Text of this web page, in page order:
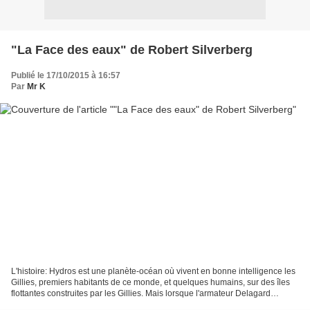
"La Face des eaux" de Robert Silverberg
Publié le 17/10/2015 à 16:57
Par Mr K
L'histoire: Hydros est une planète-océan où vivent en bonne intelligence les
Gillies, premiers habitants de ce monde, et quelques humains, sur des îles
flottantes construites par les Gillies. Mais lorsque l'armateur Delagard